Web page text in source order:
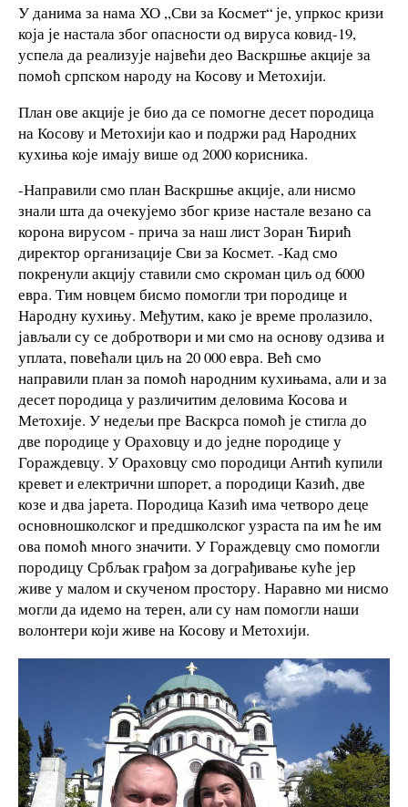
У данима за нама ХО ,,Сви за Космет“ је, упркос кризи
која је настала због опасности од вируса ковид-19,
успела да реализује највећи део Васкршње акције за
помоћ српском народу на Косову и Метохији.
План ове акције је био да се помогне десет породица
на Косову и Метохији као и подржи рад Народних
кухиња које имају више од 2000 корисника.
-Направили смо план Васкршње акције, али нисмо
знали шта да очекујемо због кризе настале везано са
корона вирусом - прича за наш лист Зоран Ћирић
директор организације Сви за Космет. -Кад смо
покренули акцију ставили смо скроман циљ од 6000
евра. Тим новцем бисмо помогли три породице и
Народну кухињу. Међутим, како је време пролазило,
јављали су се добротвори и ми смо на основу одзива и
уплата, повећали циљ на 20 000 евра. Већ смо
направили план за помоћ народним кухињама, али и за
десет породица у различитим деловима Косова и
Метохије. У недељи пре Васкрса помоћ је стигла до
две породице у Ораховцу и до једне породице у
Гораждевцу. У Ораховцу смо породици Антић купили
кревет и електрични шпорет, а породици Казић, две
козе и два јарета. Породица Казић има четворо деце
основношколског и предшколског узраста па им ће им
ова помоћ много значити. У Гораждевцу смо помогли
породицу Србљак грађом за дограђивање куће јер
живе у малом и скученом простору. Наравно ми нисмо
могли да идемо на терен, али су нам помогли наши
волонтери који живе на Косову и Метохији.